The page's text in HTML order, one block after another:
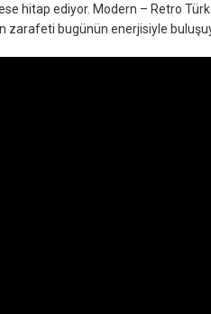
hitap ediyor. Modern – Retro
zarafeti bugünün enerjisiyle